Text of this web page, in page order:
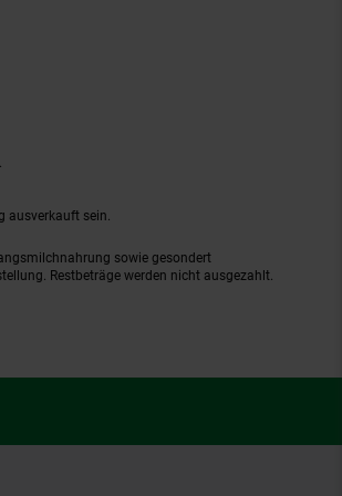
ausverkauft sein.
sowie gesondert
Restbeträge werden nicht ausgezahlt.